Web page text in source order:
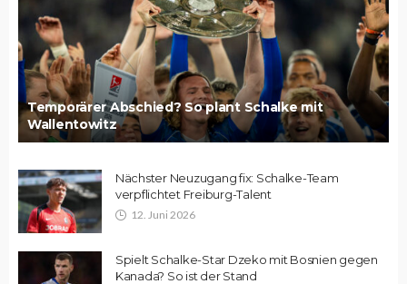
Temporärer Abschied? So plant Schalke mit
Wallentowitz
Nächster Neuzugang fix: Schalke-Team
verpflichtet Freiburg-Talent
12. Juni 2026
Spielt Schalke-Star Dzeko mit Bosnien gegen
Kanada? So ist der Stand